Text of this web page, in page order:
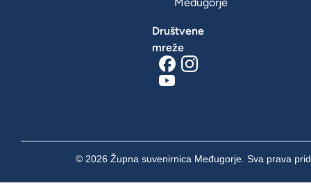
Društvene
mreže
© 2026 Župna suvenirnica Međugorje. Sva prava